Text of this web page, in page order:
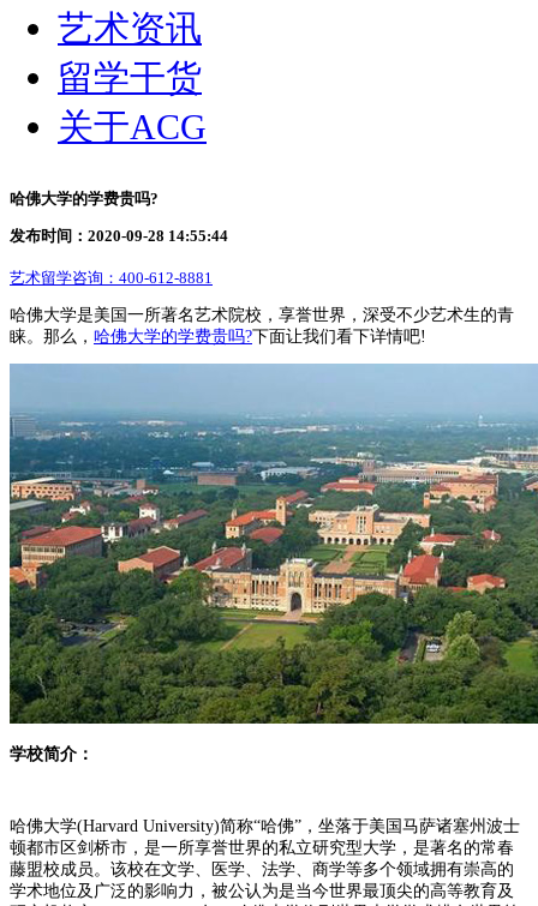
艺术资讯
留学干货
关于ACG
哈佛大学的学费贵吗?
发布时间：2020-09-28 14:55:44
艺术留学咨询： 400-612-8881
哈佛大学是美国一所著名艺术院校，享誉世界，深受不少艺术生的青
睐。那么， 哈佛大学的学费贵吗?下面让我们看下详情吧!
学校简介：
哈佛大学(Harvard University)简称“哈佛”，坐落于美国马萨诸塞州波士
顿都市区剑桥市，是一所享誉世界的私立研究型大学，是著名的常春
藤盟校成员。该校在文学、医学、法学、商学等多个领域拥有崇高的
学术地位及广泛的影响力，被公认为是当今世界最顶尖的高等教育及